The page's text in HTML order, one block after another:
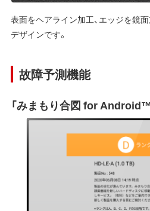
表面をヘアライン加工、エッジを鏡
デザインです。
故障予測機能
「みまもり合図 for